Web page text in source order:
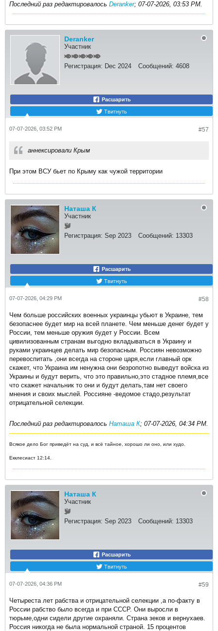
Последний раз редактировалось Deranker; 07-07-2026, 03:53 PM.
Deranker
Участник
Регистрация: Dec 2024 Сообщений: 4608
Расшарить
Твитнуть
#57
07-07-2026, 03:52 PM
аннексировали Крым
При этом ВСУ бьет по Крыму как чужой территории
Наташа К
Участник
Регистрация: Sep 2023 Сообщений: 13303
Расшарить
Твитнуть
#58
07-07-2026, 04:29 PM
Чем больше российских военных украинцы убьют в Украине, тем
безопаснее будет мир на всей планете. Чем меньше денег будет у
России, тем меньше оружия будет у России. Всем
цивилизованным странам выгодно вкладываться в Украину и
руками украинцев делать мир безопасным. Россиян невозможно
перевоспитать ,они всегда на стороне царя,если главный орк
скажет, что Украина им ненужна они безропотно выведут войска из
Украины и будут верить, что это правильно,это стадное племя,все
что скажет начальник то они и будут делать,там нет своего
мнения и своих мыслей. Россияне -ведомое стадо,результат
отрицательной селекции.
Последний раз редактировалось Наташа К; 07-07-2026, 04:34 PM.
Всякое дело Бог приведёт на суд, и всё тайное, хорошо ли оно, или худо.
Екклесиаст 12:14.
Наташа К
Участник
Регистрация: Sep 2023 Сообщений: 13303
Расшарить
Твитнуть
#59
07-07-2026, 04:36 PM
Четыреста лет рабства и отрицательной селекции ,а по-факту в
России рабство было всегда и при СССР. Они выросли в
тюрьме,одни сидели другие охраняли. Страна зеков и вернухаев.
Россия никогда не была нормальной страной. 15 процентов